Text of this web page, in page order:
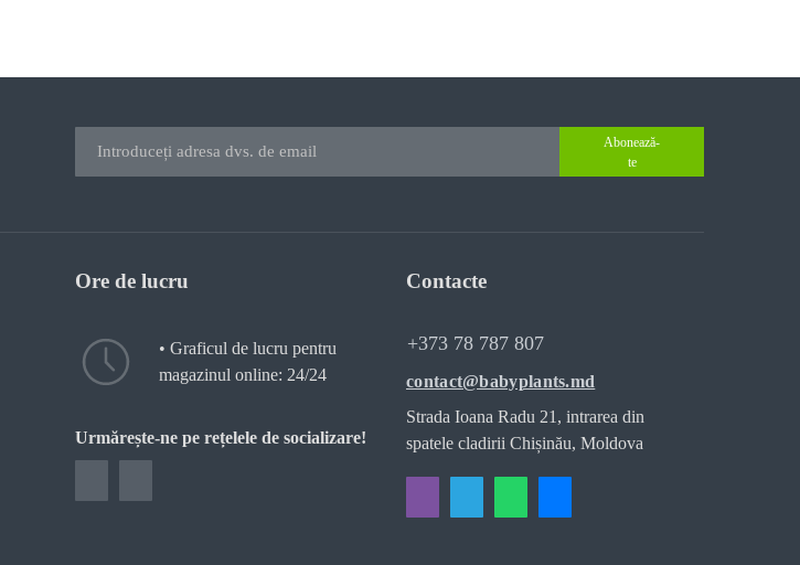
Abonează-
te
Ore de lucru
• Graficul de lucru pentru
magazinul online: 24/24
Urmărește-ne pe rețelele de socializare!
Contacte
+373 78 787 807
contact@babyplants.md
Strada Ioana Radu 21, intrarea din
spatele cladirii Chișinău, Moldova